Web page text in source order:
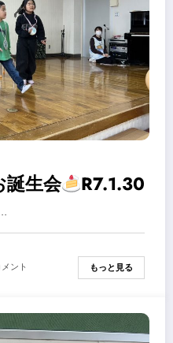
誕生会 R7.1.30
ント もっと見る